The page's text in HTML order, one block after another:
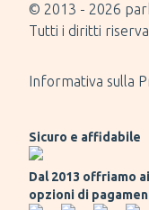
© 2013 - 2026
Tutti i diritti
Informativa sulla
Sicuro e affidabile
Dal 2013 offriamo
opzioni di